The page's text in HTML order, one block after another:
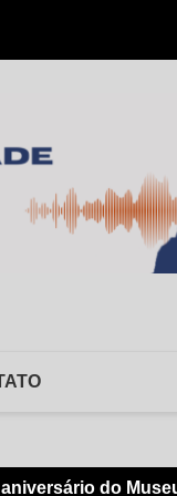
recebe pocket-
do